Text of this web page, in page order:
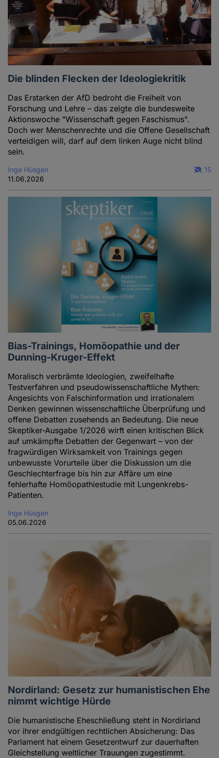
Die blinden Flecken der Ideologiekritik
Das Erstarken der AfD bedroht die Freiheit von
Forschung und Lehre – das zeigte die bundesweite
Aktionswoche "Wissenschaft gegen Faschismus".
Doch wer Menschenrechte und die Offene Gesellschaft
verteidigen will, darf auf dem linken Auge nicht blind
sein.
Inge Hüsgen
11.06.2026
15
Bias-Trainings, Homöopathie und der
Dunning-Kruger-Effekt
Moralisch verbrämte Ideologien, zweifelhafte
Testverfahren und pseudowissenschaftliche Mythen:
Angesichts von Falschinformation und irrationalem
Denken gewinnen wissenschaftliche Überprüfung und
offene Debatten zusehends an Bedeutung. Die neue
Skeptiker-Ausgabe 1/2026 wirft einen kritischen Blick
auf umkämpfte Debatten der Gegenwart – von der
fragwürdigen Wirksamkeit von Trainings gegen
unbewusste Vorurteile über die Diskussion um die
Geschlechterfrage bis hin zur Affäre um eine
fehlerhafte Homöopathiestudie mit Lungenkrebs-
Patienten.
Inge Hüsgen
05.06.2026
Nordirland: Gesetz zur humanistischen Ehe
nimmt wichtige Hürde
Die humanistische Eheschließung steht in Nordirland
vor ihrer endgültigen rechtlichen Absicherung: Das
Parlament hat einem Gesetzentwurf zur dauerhaften
Gleichstellung weltlicher Trauungen zugestimmt.